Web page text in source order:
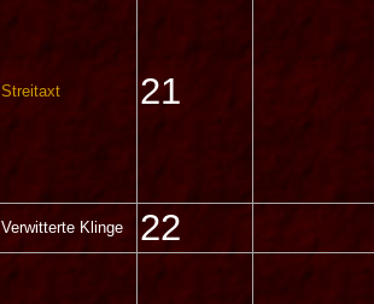
Streitaxt 21
Verwitterte Klinge 22